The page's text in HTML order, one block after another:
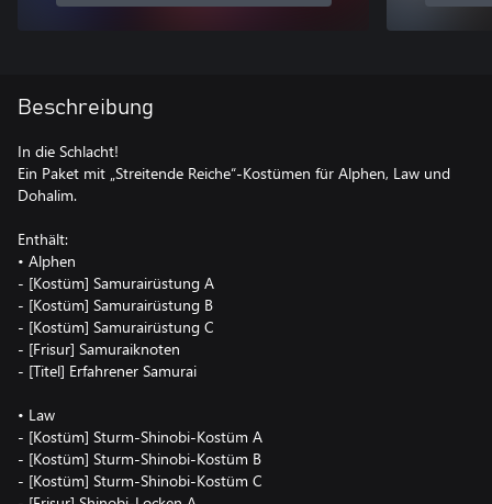
Beschreibung
In die Schlacht!
Ein Paket mit „Streitende Reiche“-Kostümen für Alphen, Law und
Dohalim.
Enthält:
• Alphen
- [Kostüm] Samurairüstung A
- [Kostüm] Samurairüstung B
- [Kostüm] Samurairüstung C
- [Frisur] Samuraiknoten
- [Titel] Erfahrener Samurai
• Law
- [Kostüm] Sturm-Shinobi-Kostüm A
- [Kostüm] Sturm-Shinobi-Kostüm B
- [Kostüm] Sturm-Shinobi-Kostüm C